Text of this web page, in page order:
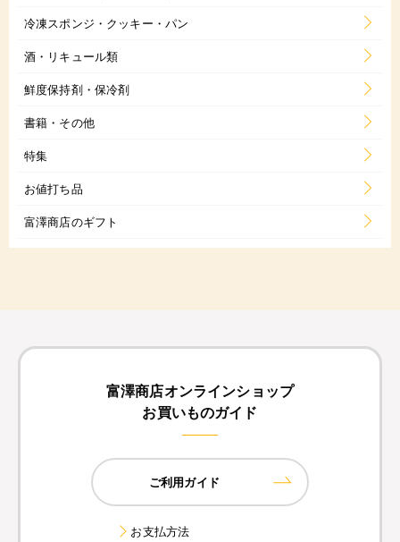
冷凍スポンジ・クッキー・パン
酒・リキュール類
鮮度保持剤・保冷剤
書籍・その他
特集
お値打ち品
富澤商店のギフト
富澤商店オンラインショップ
お買いものガイド
ご利用ガイド
お支払方法